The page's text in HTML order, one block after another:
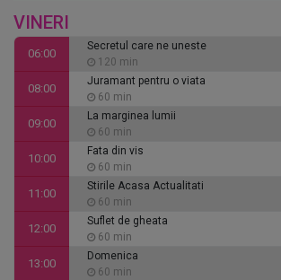
VINERI
06:00
Secretul care ne uneste
120 min
08:00
Juramant pentru o viata
60 min
09:00
La marginea lumii
60 min
10:00
Fata din vis
60 min
11:00
Stirile Acasa Actualitati
60 min
12:00
Suflet de gheata
60 min
13:00
Domenica
60 min